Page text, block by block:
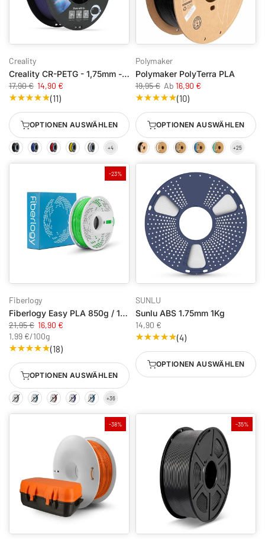
Creality
Creality CR-PETG - 1,75mm - 1kg
17,90 € 14,90 €
(11)
OPTIONEN AUSWÄHLEN
Polymaker
Polymaker PolyTerra PLA
19,95 € Ab 16,90 €
(10)
OPTIONEN AUSWÄHLEN
-23%
Fiberlogy
Fiberlogy Easy PLA 850g / 1.75mm
21,95 € 16,90 €
1,99 €/100g
(18)
OPTIONEN AUSWÄHLEN
SUNLU
Sunlu ABS 1.75mm 1Kg
14,90 €
(4)
OPTIONEN AUSWÄHLEN
-38% -35%